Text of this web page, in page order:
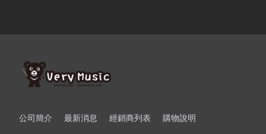
公司簡介 最新消息 經銷商列表 購物說明